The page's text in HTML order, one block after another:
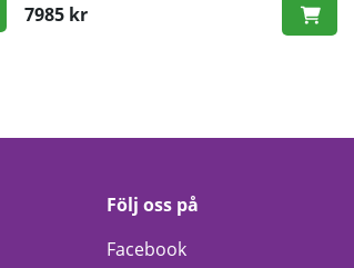
7985 kr
Följ oss på
Facebook